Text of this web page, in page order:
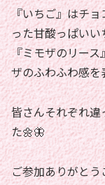
『いちご』はチ
った甘酸っぱい
『ミモザのリー
ザのふわふわ感を
皆さんそれぞれ違
た🌼🦋
ご参加ありがと